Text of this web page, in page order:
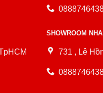
SHOWROOM
731 , Lê